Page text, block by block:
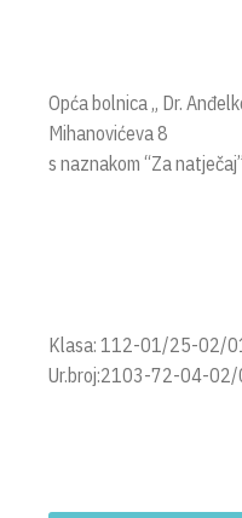
Opća bolnica „ Dr.
Mihanovićeva 8
s naznakom “Za
Klasa: 112-01/25-02/
Ur.broj:2103-72-04-